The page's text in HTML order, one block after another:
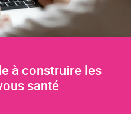
à construire les
santé